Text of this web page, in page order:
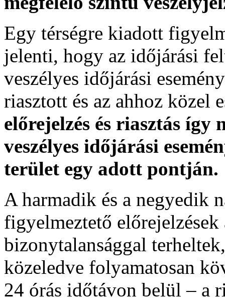
Egy térségre kiadott
jelenti, hogy az időjárási
veszélyes időjárási
riasztott és az ahhoz közel
előrejelzés és riasztás
veszélyes időjárási
terület egy adott pontján.
A harmadik és a negyedik
figyelmeztető
bizonytalansággal
közeledve folyamatosan
24 órás időtávon belül – a